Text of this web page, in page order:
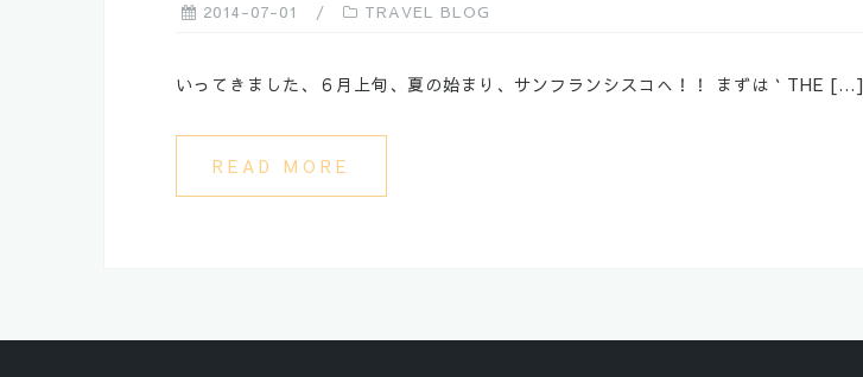
2014-07-01 TRAVEL BLOG
いってきました、６月上旬、夏の始まり、サンフランシスコへ！！ まずは｀THE […]
READ MORE